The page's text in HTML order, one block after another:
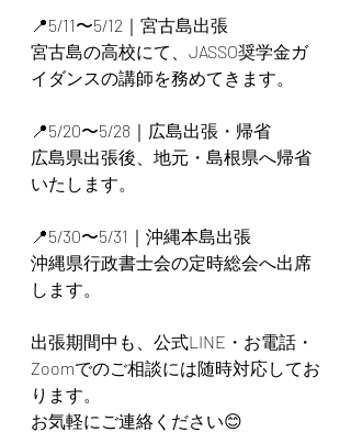
📍5/11〜5/12｜宮古島出張
宮古島の高校にて、JASSO奨学金ガ
イダンスの講師を務めてきます。
📍5/20〜5/28｜広島出張・帰省
広島県出張後、地元・島根県へ帰省
いたします。
📍5/30〜5/31｜沖縄本島出張
沖縄県行政書士会の定時総会へ出席
します。
出張期間中も、公式LINE・お電話・
Zoomでのご相談には随時対応してお
ります。
お気軽にご連絡ください😊